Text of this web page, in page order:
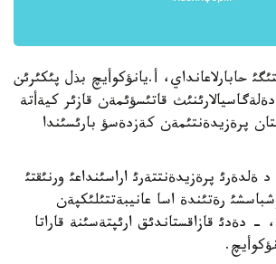
حابارلاعانداي، أ.يانؤكوأيچ بذل پئكئرئن
قاتئسؤئمةن قازئر كيةأتة
پرةزيدةنتئمةن كةزدةسؤ بارئسئندا
پرةزيدةنتتةرئ اراسئنداعئ ورنئقتئ
رةتئندة اسا عانيبةتتئلئكپةن
قازاقستاندئق ارئپتةسئنة قاراتا